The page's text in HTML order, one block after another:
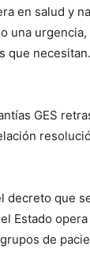
en salud y
una urgencia,
que
GES
decreto que
Estado opera
de